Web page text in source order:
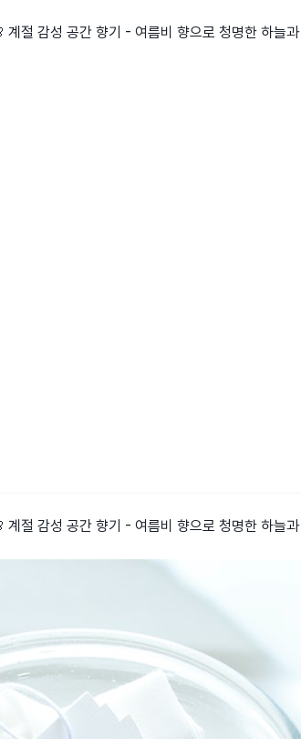
절 감성 공간 향기 - 여름비 향으로 청명한 하늘
절 감성 공간 향기 - 여름비 향으로 청명한 하늘